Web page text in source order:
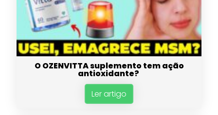
O OZENVITTA suplemento tem ação
antioxidante?
Ler artigo